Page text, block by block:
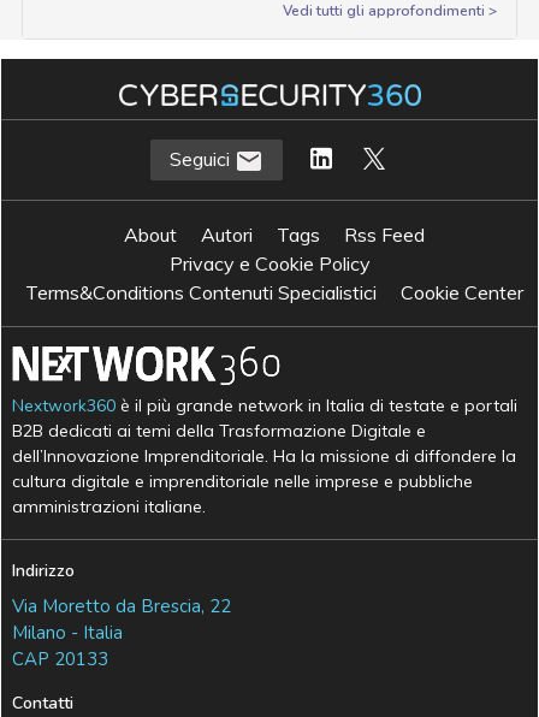
Vedi tutti gli approfondimenti >
Seguici
About Autori Tags
Rss Feed
Privacy e Cookie Policy
Terms&Conditions Contenuti Specialistici
Cookie Center
Nextwork360 è il più grande network in Italia di testate e portali
B2B dedicati ai temi della Trasformazione Digitale e
dell’Innovazione Imprenditoriale. Ha la missione di diffondere la
cultura digitale e imprenditoriale nelle imprese e pubbliche
amministrazioni italiane.
Indirizzo
Via Moretto da Brescia, 22
Milano - Italia
CAP 20133
Contatti